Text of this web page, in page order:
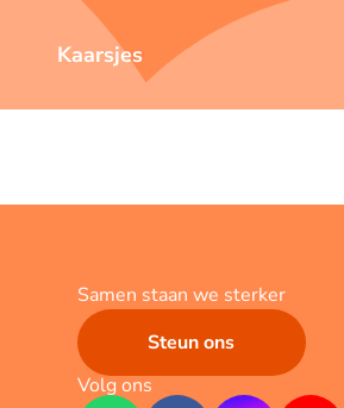
Kaarsjes
Samen staan we sterker
Steun ons
Volg ons